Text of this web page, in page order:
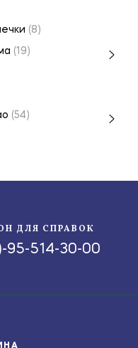
(8)
(19)
(54)
ДЛЯ СПРАВОК
95-514-30-00